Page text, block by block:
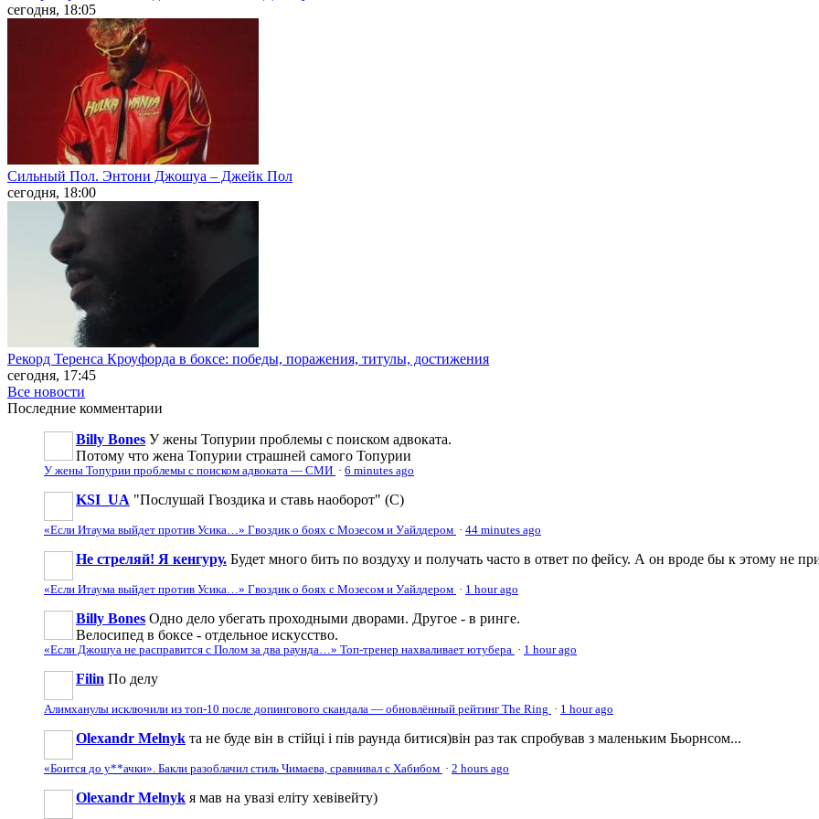
сегодня, 18:05
Сильный Пол. Энтони Джошуа – Джейк Пол
сегодня, 18:00
Рекорд Теренса Кроуфорда в боксе: победы, поражения, титулы, достижения
сегодня, 17:45
Все новости
Последние комментарии
Billy Bones У жены Топурии проблемы с поиском адвоката.
Потому что жена Топурии страшней самого Топурии
У жены Топурии проблемы с поиском адвоката — СМИ · 6 minutes ago
KSI_UA "Послушай Гвоздика и ставь наоборот" (С)
«Если Итаума выйдет против Усика…» Гвоздик о боях с Мозесом и Уайлдером · 44 minutes ago
Не стреляй! Я кенгуру. Будет много бить по воздуху и получать часто в ответ по фейсу. А он вроде бы к этому не
«Если Итаума выйдет против Усика…» Гвоздик о боях с Мозесом и Уайлдером · 1 hour ago
Billy Bones Одно дело убегать проходными дворами. Другое - в ринге.
Велосипед в боксе - отдельное искусство.
«Если Джошуа не расправится с Полом за два раунда…» Топ-тренер нахваливает ютубера · 1 hour ago
Filin По делу
Алимханулы исключили из топ-10 после допингового скандала — обновлённый рейтинг The Ring · 1 hour ago
Olexandr Melnyk та не буде він в стійці і пів раунда битися)він раз так спробував з маленьким Бьорнсом...
«Боится до у**ачки». Бакли разоблачил стиль Чимаева, сравнивал с Хабибом · 2 hours ago
Olexandr Melnyk я мав на увазі еліту хевівейту)